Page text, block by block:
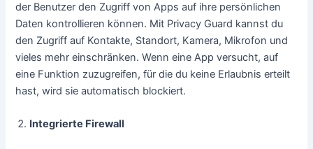
der Benutzer den Zugriff von Apps auf ihre persönlichen
Daten kontrollieren können. Mit Privacy Guard kannst du
den Zugriff auf Kontakte, Standort, Kamera, Mikrofon und
vieles mehr einschränken. Wenn eine App versucht, auf
eine Funktion zuzugreifen, für die du keine Erlaubnis erteilt
hast, wird sie automatisch blockiert.
Integrierte Firewall